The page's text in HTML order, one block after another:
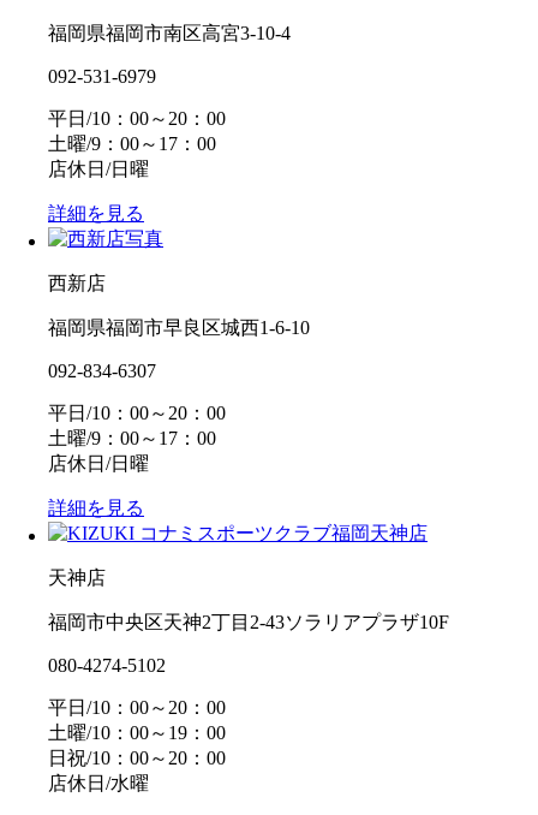
福岡県福岡市南区高宮3-10-4
092-531-6979
平日/10：00～20：00
土曜/9：00～17：00
店休日/日曜
詳細を見る
西新店
福岡県福岡市早良区城西1-6-10
092-834-6307
平日/10：00～20：00
土曜/9：00～17：00
店休日/日曜
詳細を見る
天神店
福岡市中央区天神2丁目2-43ソラリアプラザ10F
080-4274-5102
平日/10：00～20：00
土曜/10：00～19：00
日祝/10：00～20：00
店休日/水曜